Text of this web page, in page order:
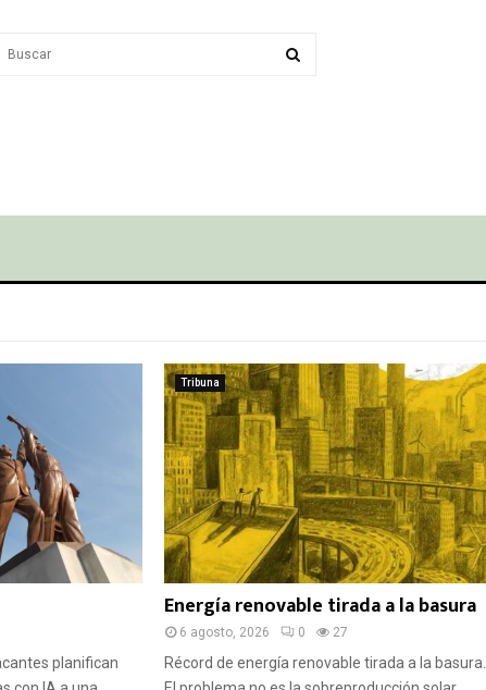
Search
planifican
Tribuna
Energía renovable tirada a la basura
6 agosto, 2026 0 27
Récord de energía renovable tirada a la basura.